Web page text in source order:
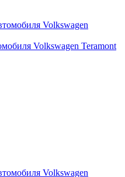
Volkswagen Teramont